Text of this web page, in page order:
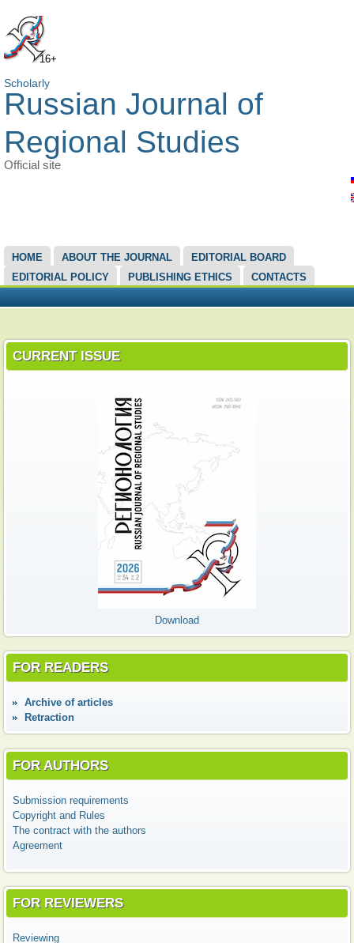
16+
Scholarly
Russian Journal of
Regional Studies
Official site
MAIN MENU
HOME ABOUT THE JOURNAL
EDITORIAL BOARD
EDITORIAL POLICY
PUBLISHING ETHICS CONTACTS
CURRENT ISSUE
Download
FOR READERS
Аrchive of articles
Retraction
FOR AUTHORS
Submission requirements
Copyright and Rules
The contract with the authors
Agreement
FOR REVIEWERS
Reviewing